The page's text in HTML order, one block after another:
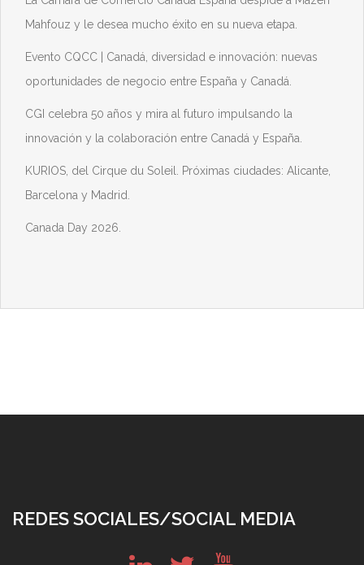
Mahfouz y le desea mucho éxito en su nueva etapa.
Evento CQCC | Canadá, diversidad e innovación: nuevas
oportunidades de negocio entre España y Canadá.
CGI celebra 50 años y mira al futuro impulsando la
innovación y la colaboración entre Canadá y España.
KURIOS, del Cirque du Soleil. Próximas ciudades: Alicante,
Barcelona y Madrid.
Canada Day 2026.
REDES SOCIALES/SOCIAL MEDIA